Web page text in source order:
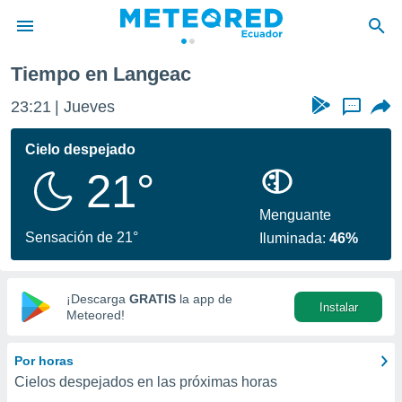
de
ha
calidad.
a este
las
y
digital
basada
Tiempo en Langeac
23:21 Jueves ...
Cielo despejado
21°
Sensación de 21°
Menguante
Iluminada:46%
¡Descarga GRATIS la app de
Meteored!
Instalar
Por horas
Cielos despejados en las próximas horas